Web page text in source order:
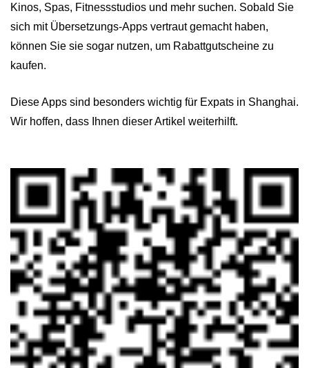
Kinos, Spas, Fitnessstudios und mehr suchen. Sobald Sie
sich mit Übersetzungs-Apps vertraut gemacht haben,
können Sie sie sogar nutzen, um Rabattgutscheine zu
kaufen.
Diese Apps sind besonders wichtig für Expats in Shanghai.
Wir hoffen, dass Ihnen dieser Artikel weiterhilft.